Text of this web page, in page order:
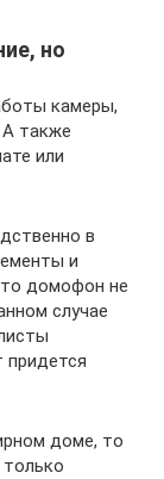
но
камеры,
А также
или
в
и
то домофон не
случае
придется
доме, то